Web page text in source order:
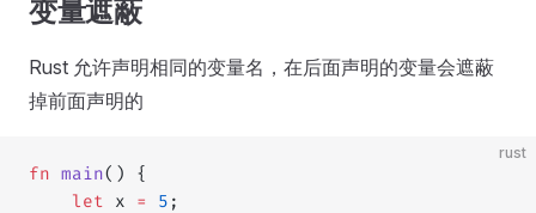
变量遮蔽
Rust 允许声明相同的变量名，在后面声明的变量会遮蔽
掉前面声明的
rust
fn main() {
    let
x = 5 ;